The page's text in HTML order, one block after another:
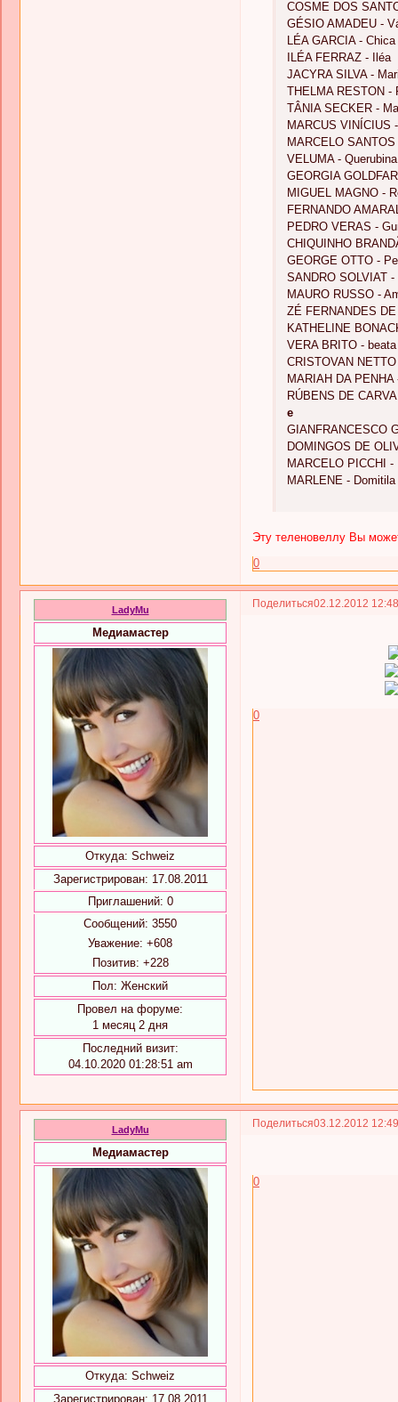
COSME DOS
GÉSIO AMADEU -
LÉA GARCIA - Chica
ILÉA FERRAZ - Iléa
JACYRA SILVA -
THELMA RESTON -
TÂNIA SECKER -
MARCUS VINÍCIUS
MARCELO
VELUMA - Querubina
GEORGIA
MIGUEL MAGNO -
FERNANDO
PEDRO VERAS -
CHIQUINHO
GEORGE OTTO -
SANDRO SOLVIAT
MAURO RUSSO -
ZÉ FERNANDES
KATHELINE
VERA BRITO - beata
CRISTOVAN
MARIAH DA PENHA
RÚBENS DE
e
GIANFRANCESCO
DOMINGOS DE
MARCELO PICCHI
MARLENE -
Эту теленовеллу Вы
0
Поделиться02.12.2012
LadyMu
Медиамастер
Откуда: Schweiz
Зарегистрирован: 17.08.2011
Приглашений: 0
Сообщений: 3550
Уважение: +608
Позитив: +228
Пол: Женский
Провел на форуме:
1 месяц 2 дня
Последний визит:
04.10.2020 01:28:51 am
0
Поделиться03.12.2012
LadyMu
Медиамастер
Откуда: Schweiz
Зарегистрирован: 17.08.2011
0